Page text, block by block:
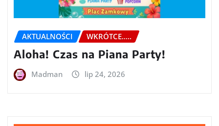
AKTUALNOŚCI WKRÓTCE.....
Aloha! Czas na Piana Party!
Madman lip 24, 2026